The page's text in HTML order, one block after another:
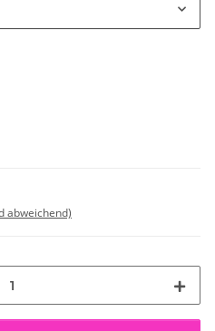
abweichend)